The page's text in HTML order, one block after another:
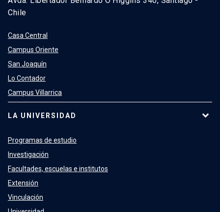
Chile
Casa Central
Campus Oriente
San Joaquín
Lo Contador
Campus Villarrica
LA UNIVERSIDAD
Programas de estudio
Investigación
Facultades, escuelas e institutos
Extensión
Vinculación